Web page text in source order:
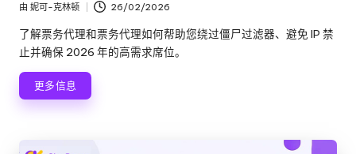
发
布
者
由 妮可-克林顿 26/02/2026
了解票务代理和票务代理如何帮助您绕过僵尸过滤器、避免 IP 禁
止并确保 2026 年的高需求席位。
更多信息